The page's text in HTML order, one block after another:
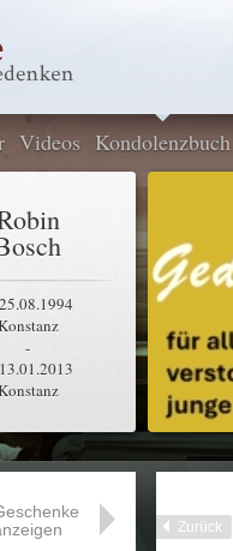
Videos Kondolenzbuch
25.08.1994
-
13.01.2013
Zurück